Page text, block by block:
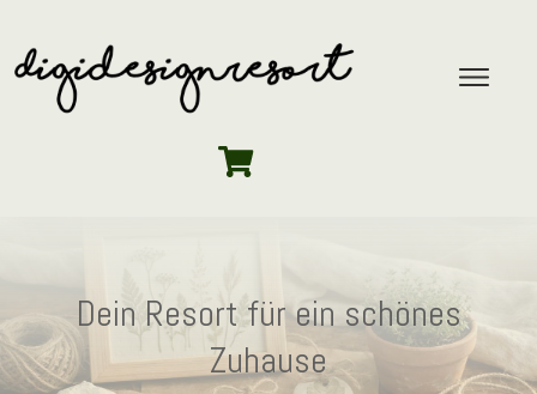
Dein Resort für ein schönes
Zuhause